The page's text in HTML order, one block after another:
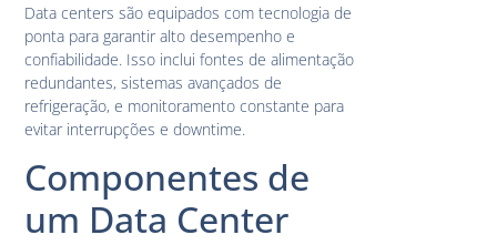
Data centers são equipados com tecnologia de
ponta para garantir alto desempenho e
confiabilidade. Isso inclui fontes de alimentação
redundantes, sistemas avançados de
refrigeração, e monitoramento constante para
evitar interrupções e downtime.
Componentes de
um Data Center